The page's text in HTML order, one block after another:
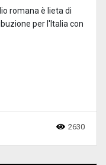
romana è lieta di
per l'Italia con
2630